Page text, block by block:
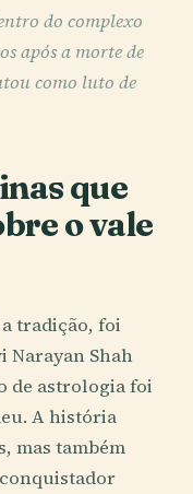
do complexo
após a morte de
como luto de
que
o vale
tradição, foi
Narayan Shah
de astrologia foi
A história
mas também